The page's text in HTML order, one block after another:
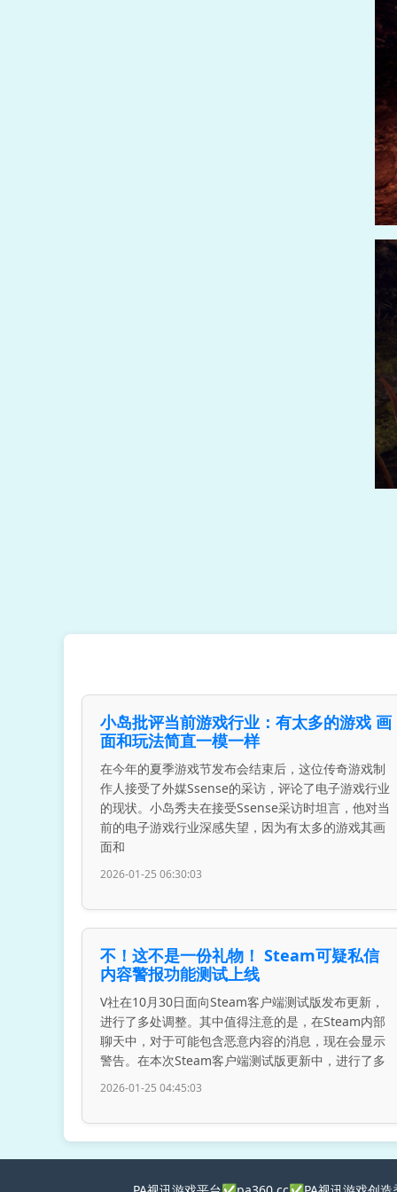
小岛批评当前游戏行业：有太多的游戏 画
面和玩法简直一模一样
在今年的夏季游戏节发布会结束后，这位传奇游戏制
作人接受了外媒Ssense的采访，评论了电子游戏行业
的现状。小岛秀夫在接受Ssense采访时坦言，他对当
前的电子游戏行业深感失望，因为有太多的游戏其画
面和
2026-01-25 06:30:03
不！这不是一份礼物！ Steam可疑私信
内容警报功能测试上线
V社在10月30日面向Steam客户端测试版发布更新，
进行了多处调整。其中值得注意的是，在Steam内部
聊天中，对于可能包含恶意内容的消息，现在会显示
警告。在本次Steam客户端测试版更新中，进行了多
2026-01-25 04:45:03